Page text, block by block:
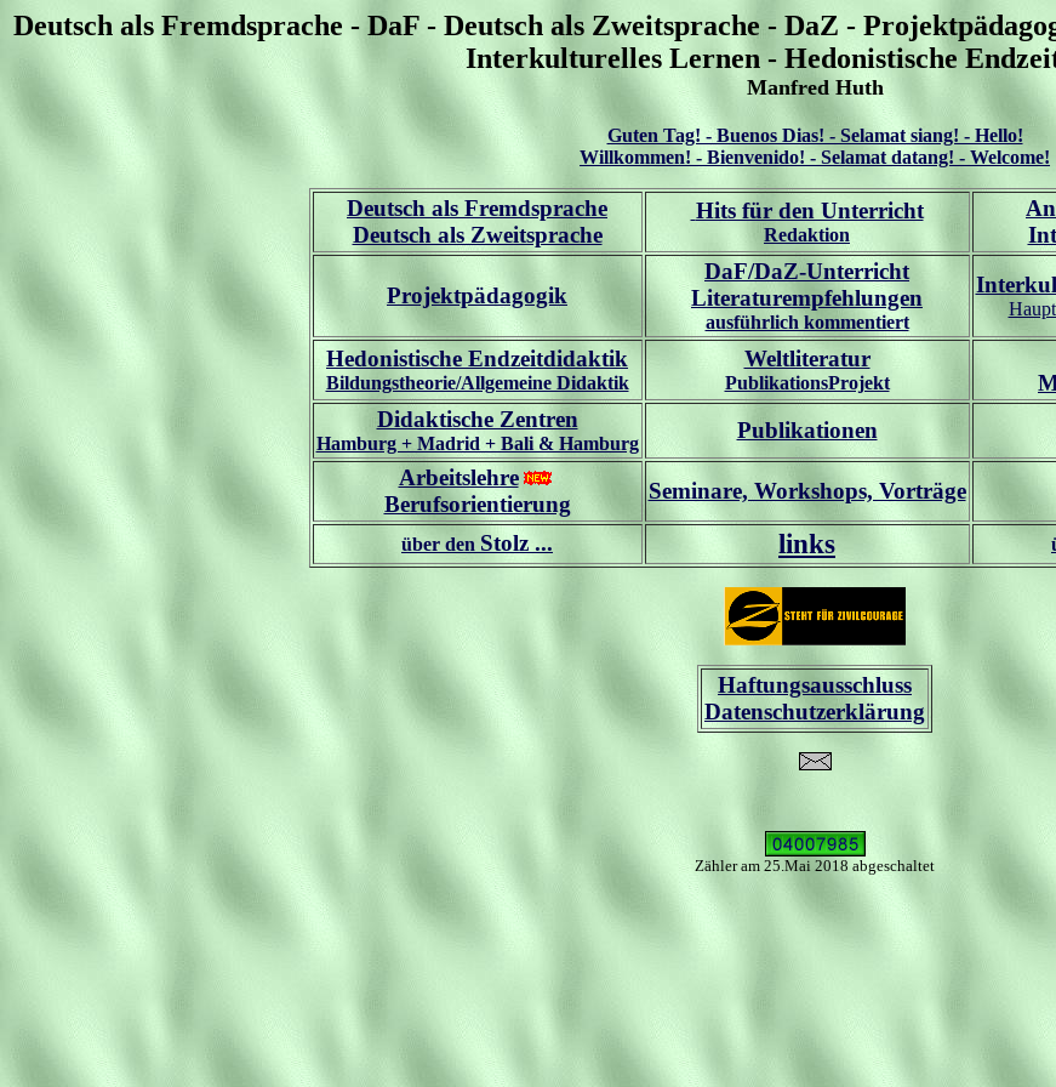
Deutsch als Fremdsprache - DaF - Deutsch als Zweitsprache - DaZ -
Interkulturelles Lernen - Hedonistische
Manfred Huth
Guten Tag! - Buenos Dias! - Selamat siang! - Hello!
Willkommen! - Bienvenido! - Selamat datang! - Welcome!
Deutsch als Fremdsprache
Deutsch als Zweitsprache
Hits für den Unterricht
Redaktion
Projektpädagogik
DaF/DaZ-Unterricht
Literaturempfehlungen
ausführlich kommentiert
Hedonistische Endzeitdidaktik
Bildungstheorie/Allgemeine Didaktik
Weltliteratur
PublikationsProjekt
Didaktische Zentren
Hamburg + Madrid + Bali & Hamburg
Publikationen
Arbeitslehre
Berufsorientierung
Seminare, Workshops, Vorträge
über den Stolz ... links
Haftungsausschluss
Datenschutzerklärung
Zähler am 25.Mai 2018 abgeschaltet